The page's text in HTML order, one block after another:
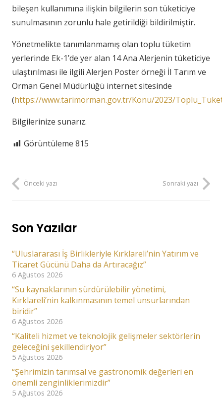
bileşen kullanımına ilişkin bilgilerin son tüketiciye
sunulmasının zorunlu hale getirildiği bildirilmiştir.
Yönetmelikte tanımlanmamış olan toplu tüketim
yerlerinde Ek-1’de yer alan 14 Ana Alerjenin tüketiciye
ulaştırılması ile ilgili Alerjen Poster örneği İl Tarım ve
Orman Genel Müdürlüğü internet sitesinde
(https://www.tarimorman.gov.tr/Konu/2023/
Bilgilerinize sunarız.
Görüntüleme 815
Önceki yazı Sonraki yazı
Son Yazılar
“Uluslararası İş Birlikleriyle Kırklareli’nin Yatırım ve
Ticaret Gücünü Daha da Artıracağız”
6 Ağustos 2026
“Su kaynaklarının sürdürülebilir yönetimi,
Kırklareli’nin kalkınmasının temel unsurlarından
biridir”
6 Ağustos 2026
“Kaliteli hizmet ve teknolojik gelişmeler sektörlerin
geleceğini şekillendiriyor”
5 Ağustos 2026
“Şehrimizin tarımsal ve gastronomik değerleri en
önemli zenginliklerimizdir”
5 Ağustos 2026